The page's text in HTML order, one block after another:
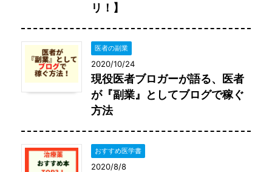
リ！】
医者の副業
2020/10/24
現役医者ブロガーが語る、医者
が『副業』としてブログで稼ぐ
方法
おすすめ医学書
2020/8/8